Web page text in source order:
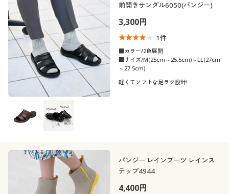
前開きサンダル6050(パンジー)
3,300円
1件
■カラー/2色展開
■サイズ/M(25cm～25.5cm)～LL(27cm
～27.5cm)
軽くてソフトな足ラク設計!
パンジー レインブーツ レインス
テップ4944
4,400円